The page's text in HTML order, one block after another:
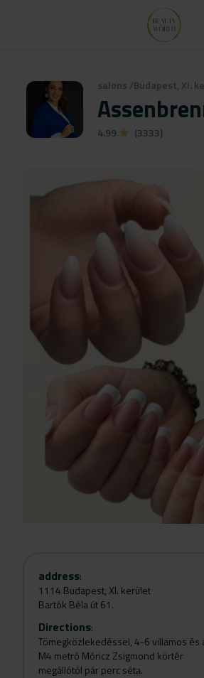
salons /Budapest, XI.
4.99 (3333)
address:
1114 Budapest, XI. kerület
Bartók Béla út 61.
Directions:
Tömegközlekedéssel, 4-6 villamos és
M4 metró Móricz Zsigmond körtér
megállótól pár perc séta.